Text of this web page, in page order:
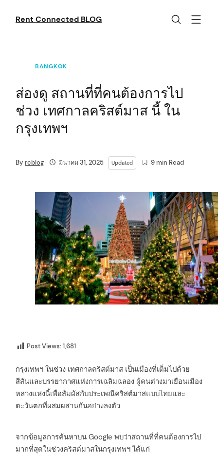
Rent Connected BLOG
BANGKOK
ส่องดู สถานที่ที่คนต้องการไป
ช่วง เทศกาลคริสต์มาส นี้ ใน
กรุงเทพฯ
By rcblog มีนาคม 31, 2025 Updated 9 min Read
Post Views:1,681
กรุงเทพฯ ในช่วง เทศกาลคริสต์มาส เป็นเมืองที่เต็มไปด้วย
สีสันและบรรยากาศแห่งการเฉลิมฉลอง ผู้คนต่างมาเยือนเมือง
หลวงแห่งนี้เพื่อสัมผัสกับประเพณีคริสต์มาสแบบไทยและ
ตะวันตกที่ผสมผสานกันอย่างลงตัว
จากข้อมูลการค้นหาบน Google พบว่าสถานที่ที่คนต้องการไป
มากที่สุดในช่วงคริสต์มาสในกรุงเทพฯ ได้แก่